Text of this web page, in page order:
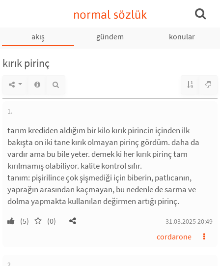
normal sözlük
akış gündem konular
kırık pirinç
1.
tarım krediden aldığım bir kilo kırık pirincin içinden ilk
bakışta on iki tane kırık olmayan pirinç gördüm. daha da
vardır ama bu bile yeter. demek ki her kırık pirinç tam
kırılmamış olabiliyor. kalite kontrol sıfır.
tanım: pişirilince çok şişmediği için biberin, patlıcanın,
yaprağın arasından kaçmayan, bu nedenle de sarma ve
dolma yapmakta kullanılan değirmen artığı pirinç.
(5) (0) 31.03.2025 20:49
cordarone